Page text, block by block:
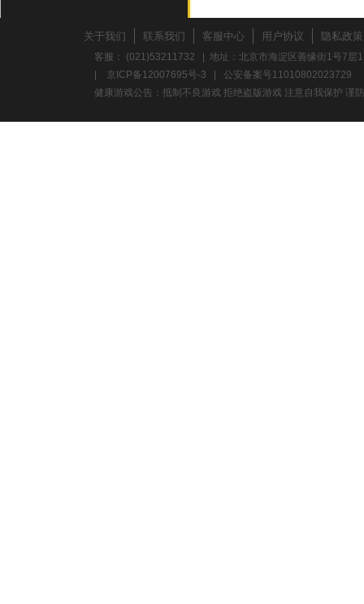
关于我们 联系我们 客服中心 用户协议 隐私政策
客服： (021)53211732 | 地址：北京市海淀区善缘街1号7
京ICP备12007695号-3
公安备案号11010802023729
健康游戏公告：抵制不良游戏 拒绝盗版游戏 注意自我保护 谨